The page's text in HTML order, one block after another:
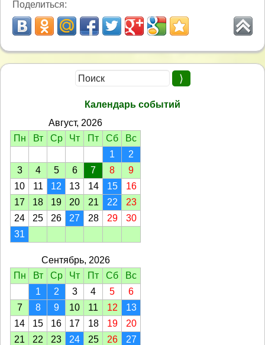
Поделиться:
Календарь событий
Август, 2026
Пн
Вт Ср Чт Пт Сб
Вс
1
2
3
4 5 6 7 8
9
10
11 12 13 14 15
16
17
18 19 20 21 22
23
24
25 26 27 28 29
30
31
Сентябрь, 2026
Пн
Вт Ср Чт Пт Сб
Вс
1
2 3 4 5
6
7
8 9 10 11 12
13
14
15 16 17 18 19
20
21
22 23 24 25 26
27